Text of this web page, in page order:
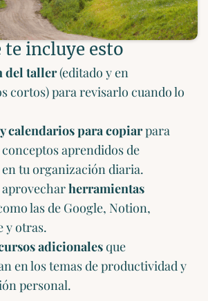
te incluye esto
del taller(editado y en
cortos) para revisarlo cuando lo
calendarios para copiarpara
aprendidos de
tu organización diaria.
herramientas
las de Google, Notion,
y otras.
adicionalesque
en los temas de productividad y
personal.